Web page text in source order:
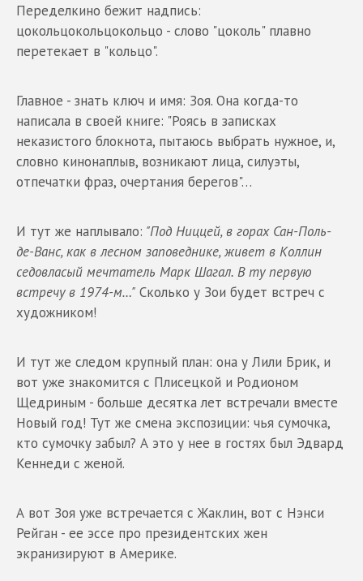
Переделкино бежит надпись:
цокольцокольцокольцо - слово "цоколь" плавно
перетекает в "кольцо".
Главное - знать ключ и имя: Зоя. Она когда-то
написала в своей книге: "Роясь в записках
неказистого блокнота, пытаюсь выбрать нужное, и,
словно кинонаплыв, возникают лица, силуэты,
отпечатки фраз, очертания берегов"…
И тут же наплывало: "Под Ниццей, в горах Сан-Поль-
де-Ванс, как в лесном заповеднике, живет в Коллин
седовласый мечтатель Марк Шагал. В ту первую
встречу в 1974-м…" Сколько у Зои будет встреч с
художником!
И тут же следом крупный план: она у Лили Брик, и
вот уже знакомится с Плисецкой и Родионом
Щедриным - больше десятка лет встречали вместе
Новый год! Тут же смена экспозиции: чья сумочка,
кто сумочку забыл? А это у нее в гостях был Эдвард
Кеннеди с женой.
А вот Зоя уже встречается с Жаклин, вот с Нэнси
Рейган - ее эссе про президентских жен
экранизируют в Америке.